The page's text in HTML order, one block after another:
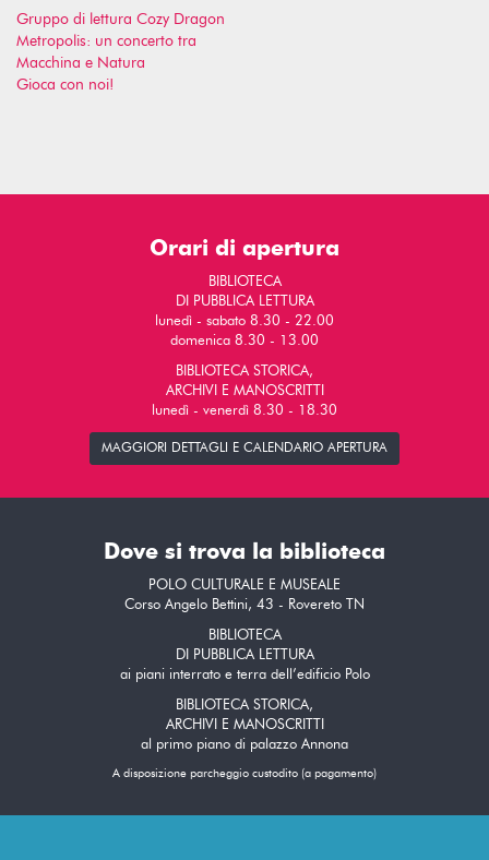
Gruppo di lettura Cozy Dragon
Metropolis: un concerto tra
Macchina e Natura
Gioca con noi!
Orari di apertura
BIBLIOTECA
DI PUBBLICA LETTURA
lunedì - sabato 8.30 - 22.00
domenica 8.30 - 13.00
BIBLIOTECA STORICA,
ARCHIVI E MANOSCRITTI
lunedì - venerdì 8.30 - 18.30
MAGGIORI DETTAGLI E CALENDARIO APERTURA
Dove si trova la biblioteca
POLO CULTURALE E MUSEALE
Corso Angelo Bettini, 43 - Rovereto TN
BIBLIOTECA
DI PUBBLICA LETTURA
ai piani interrato e terra dell’edificio Polo
BIBLIOTECA STORICA,
ARCHIVI E MANOSCRITTI
al primo piano di palazzo Annona
A disposizione parcheggio custodito (a pagamento)